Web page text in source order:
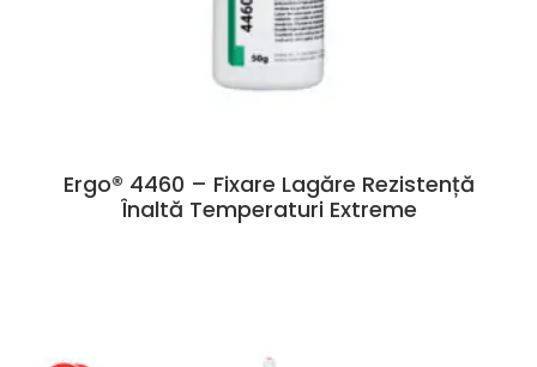
Ergo® 4460 – Fixare Lagăre Rezistență
Înaltă Temperaturi Extreme